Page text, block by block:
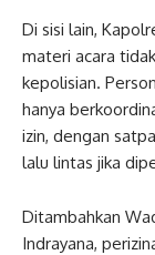
Di sisi lain,
materi acara
kepolisian.
hanya
izin, dengan
lalu lintas jika
Ditambahkan
Indrayana,